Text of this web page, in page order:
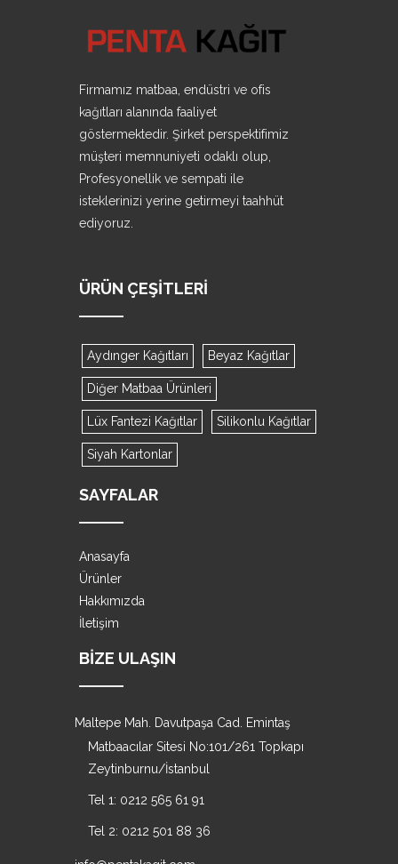
Firmamız matbaa, endüstri ve ofis
kağıtları alanında faaliyet
göstermektedir. Şirket perspektifimiz
müşteri memnuniyeti odaklı olup,
Profesyonellik ve sempati ile
isteklerinizi yerine getirmeyi taahhüt
ediyoruz.
ÜRÜN ÇEŞITLERI
Aydınger Kağıtları Beyaz Kağıtlar
Diğer Matbaa Ürünleri
Lüx Fantezi Kağıtlar Silikonlu Kağıtlar
Siyah Kartonlar
SAYFALAR
Anasayfa
Ürünler
Hakkımızda
İletişim
BIZE ULAŞIN
Maltepe Mah. Davutpaşa Cad. Emintaş
Matbaacılar Sitesi No:101/261 Topkapı
Zeytinburnu/İstanbul
Tel 1: 0212 565 61 91
Tel 2: 0212 501 88 36